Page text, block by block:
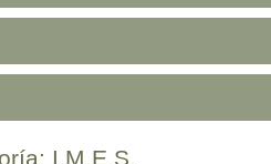
I.M.E.S.